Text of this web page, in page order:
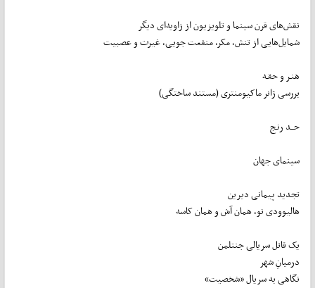
نقش‌های قرن سینما و تلویزیون از زاویه‌ای دیگر
شمایل‌هایی از تنش، مکر، منفعت جویی، غیرت و عصبیت
هنـر و حقـه
بررسی ژانر ماکیومنتری (مستند ساختگی)
حــد رنـج
سینمای جهان
تجدید پیمانی دیرین
هالیوودی نو، همان آش و همان کاسه
یک قاتل سریالی جنتلمن
درمیانِ شهر
نگاهی به سریال «شخصیت»